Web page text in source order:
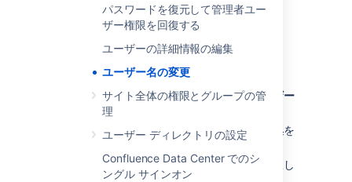
パスワードを復元して管理者ユー
ザー権限を回復する
ユーザーの詳細情報の編集
ユーザー名の変更
サイト全体の権限とグループの管
理
ユーザー ディレクトリの設定
Confluence Data Center でのシ
ングル サインオン
ユーザー名の変更方法
す。
ユーザーを検索するか、すべてのユーザー
を表示
編集するユーザーを選択し、詳細の編集を
新しいユーザー名を入力して 送信を選択し